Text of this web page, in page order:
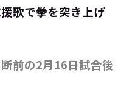
歌で拳を突き上げ
前の2月16日試合後